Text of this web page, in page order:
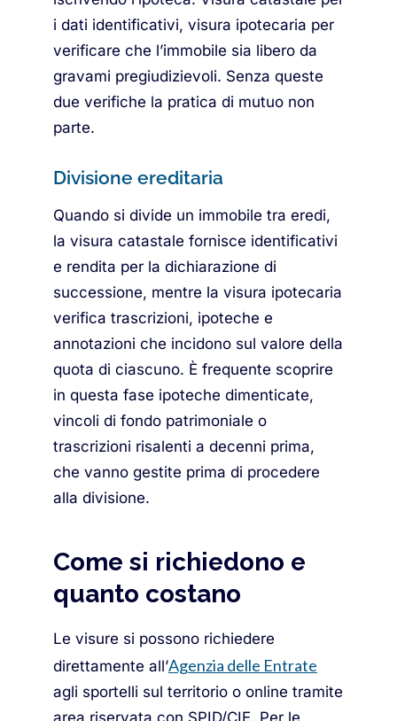
i dati identificativi, visura ipotecaria per
verificare che l’immobile sia libero da
gravami pregiudizievoli. Senza queste
due verifiche la pratica di mutuo non
parte.
Divisione ereditaria
Quando si divide un immobile tra eredi,
la visura catastale fornisce identificativi
e rendita per la dichiarazione di
successione, mentre la visura ipotecaria
verifica trascrizioni, ipoteche e
annotazioni che incidono sul valore della
quota di ciascuno. È frequente scoprire
in questa fase ipoteche dimenticate,
vincoli di fondo patrimoniale o
trascrizioni risalenti a decenni prima,
che vanno gestite prima di procedere
alla divisione.
Come si richiedono e
quanto costano
Le visure si possono richiedere
direttamente all’Agenzia delle Entrate
agli sportelli sul territorio o online tramite
area riservata con SPID/CIE. Per le